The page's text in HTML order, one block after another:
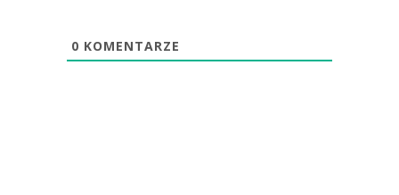
0 KOMENTARZE